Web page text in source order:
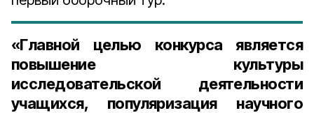
«Главной целью конкурса является
повышение культуры
исследовательской деятельности
учащихся, популяризация научного